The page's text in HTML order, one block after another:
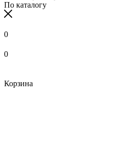
По каталогу
0
0
Корзина